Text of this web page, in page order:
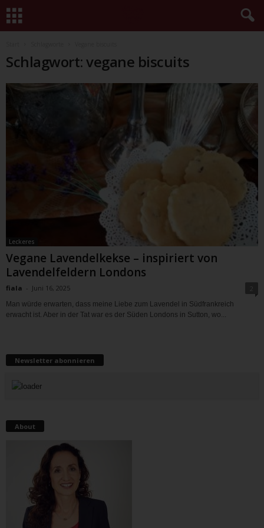
Schlagwort: vegane biscuits
Leckeres
Vegane Lavendelkekse – inspiriert von
Lavendelfeldern Londons
fiala - Juni 16, 2025
Man würde erwarten, dass meine Liebe zum Lavendel in Südfrankreich
erwacht ist. Aber in der Tat war es der Süden Londons in Sutton, wo...
Newsletter abonnieren
About